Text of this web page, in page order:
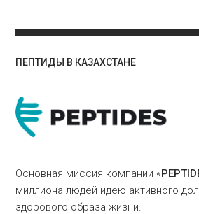
ПЕПТИДЫ В КАЗАХСТАНЕ
Основная миссия компании «
миллиона людей идею активного
здорового образа жизни.